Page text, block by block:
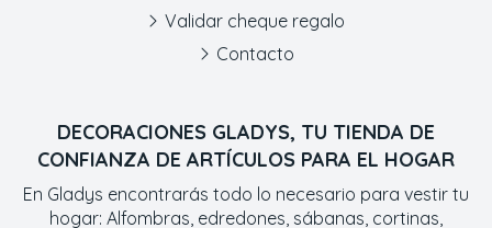
DECORACIONES GLADYS, TU TIENDA DE
CONFIANZA DE ARTÍCULOS PARA EL HOGAR
En Gladys encontrarás todo lo necesario para vestir tu
hogar: Alfombras, edredones, sábanas, cortinas,
Validar cheque regalo
Contacto